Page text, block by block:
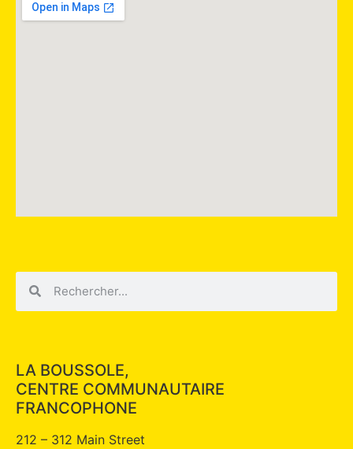
LA BOUSSOLE,
CENTRE COMMUNAUTAIRE
FRANCOPHONE
212 – 312 Main Street